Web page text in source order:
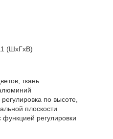
(ШхГхВ)
ткань
по высоте,
плоскости
регулировки